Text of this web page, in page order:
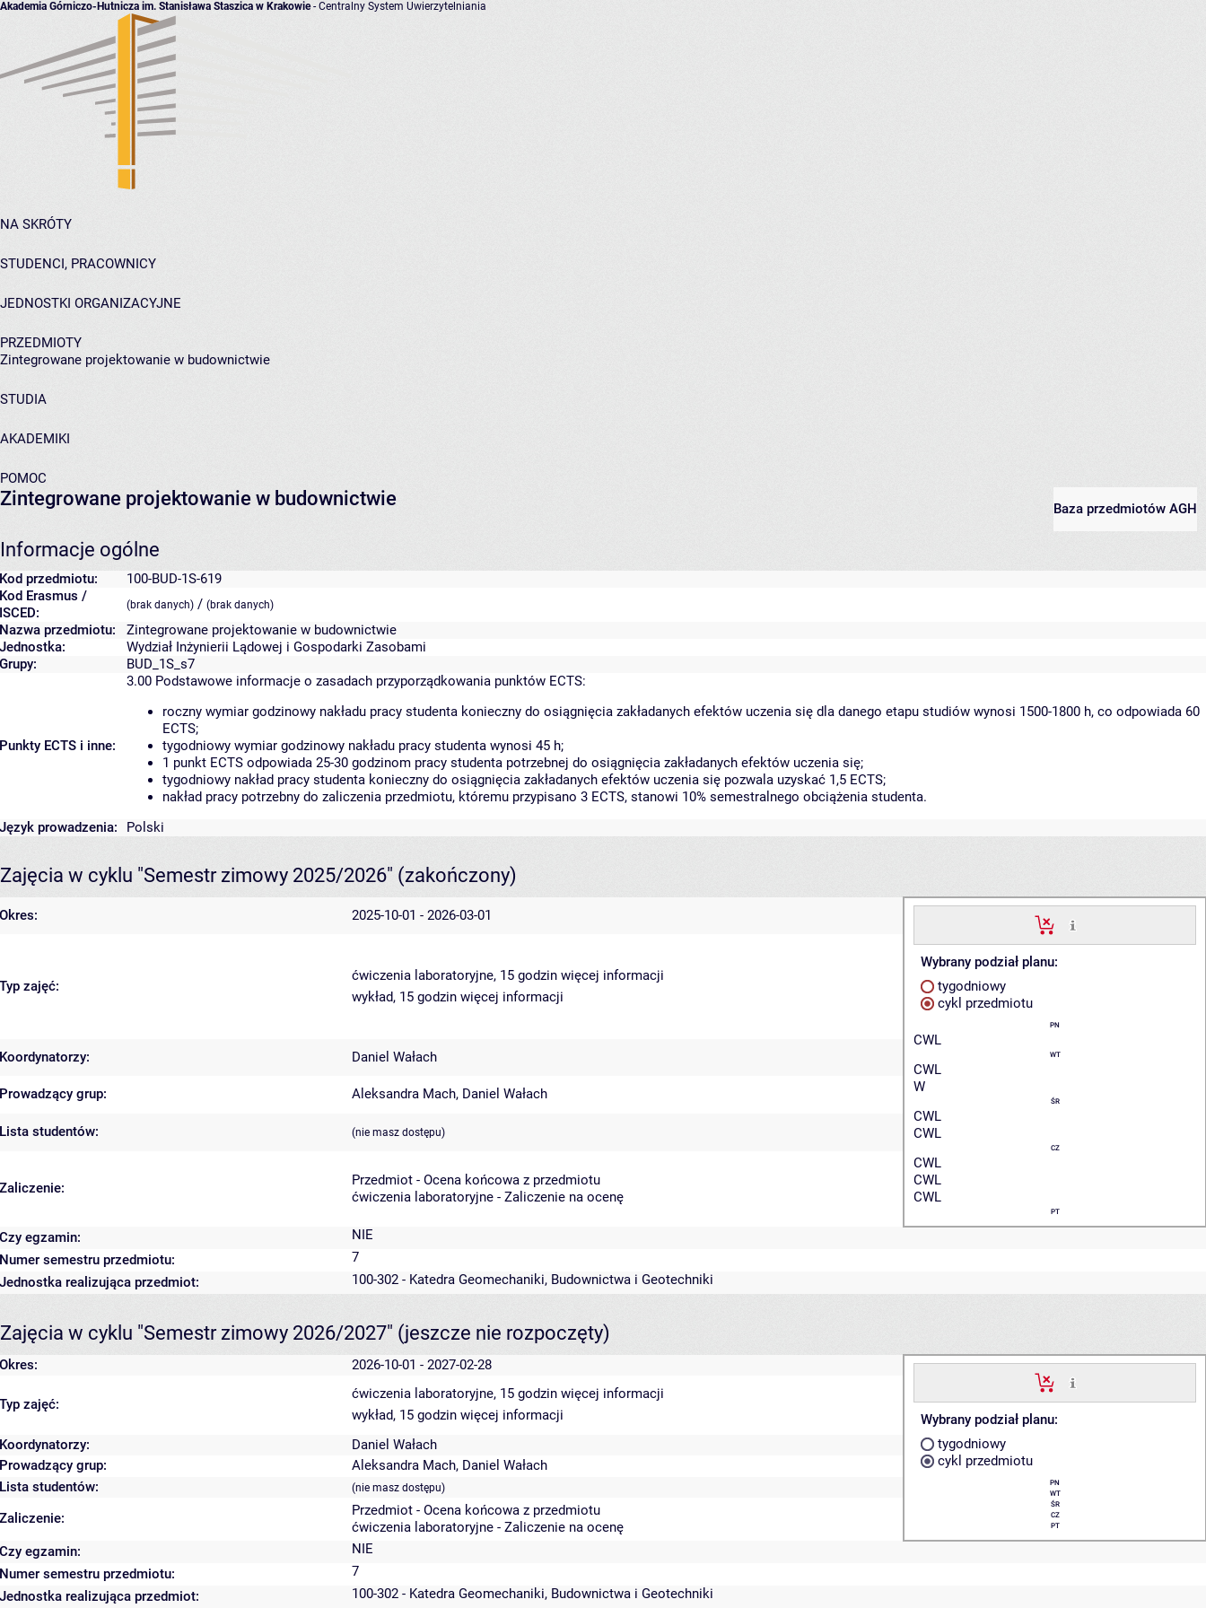
Akademia Górniczo-Hutnicza im. Stanisława Staszica w Krakowie- Centralny System Uwierzytelniania
NA SKRÓTY
STUDENCI, PRACOWNICY
JEDNOSTKI ORGANIZACYJNE
PRZEDMIOTY
Zintegrowane projektowanie w budownictwie
STUDIA
AKADEMIKI
POMOC
Baza przedmiotów AGH
Zintegrowane projektowanie w budownictwie
Informacje ogólne
Kod przedmiotu:
100-BUD-1S-619
Kod Erasmus /
ISCED:
(brak danych) / (brak danych)
Nazwa przedmiotu:
Zintegrowane projektowanie w budownictwie
Jednostka:
Wydział Inżynierii Lądowej i Gospodarki Zasobami
Grupy:
BUD_1S_s7
Punkty ECTS i inne:
3.00 Podstawowe informacje o zasadach przyporządkowania punktów ECTS:
roczny wymiar godzinowy nakładu pracy studenta konieczny do osiągnięcia zakładanych efektów uczenia się dla danego etapu studiów wynosi 1500-1800 h, co odpowiada 60
ECTS;
tygodniowy wymiar godzinowy nakładu pracy studenta wynosi 45 h;
1 punkt ECTS odpowiada 25-30 godzinom pracy studenta potrzebnej do osiągnięcia zakładanych efektów uczenia się;
tygodniowy nakład pracy studenta konieczny do osiągnięcia zakładanych efektów uczenia się pozwala uzyskać 1,5 ECTS;
nakład pracy potrzebny do zaliczenia przedmiotu, któremu przypisano 3 ECTS, stanowi 10% semestralnego obciążenia studenta.
Język prowadzenia:
Polski
Zajęcia w cyklu "Semestr zimowy 2025/2026" (zakończony)
Okres: 2025-10-01 - 2026-03-01
Wybrany podział planu:
tygodniowy
cykl przedmiotu
PN
CWL
WT
CWL
W
ŚR
CWL
CWL
CZ
CWL
CWL
CWL
PT
Typ zajęć:
ćwiczenia laboratoryjne, 15 godzin więcej informacji
wykład, 15 godzin więcej informacji
Koordynatorzy: Daniel Wałach
Prowadzący grup: Aleksandra Mach, Daniel Wałach
Lista studentów: (nie masz dostępu)
Zaliczenie:
Przedmiot - Ocena końcowa z przedmiotu
ćwiczenia laboratoryjne - Zaliczenie na ocenę
Czy egzamin:
NIE
Numer semestru przedmiotu:
7
Jednostka realizująca przedmiot:
100-302 - Katedra Geomechaniki, Budownictwa i Geotechniki
Zajęcia w cyklu "Semestr zimowy 2026/2027" (jeszcze nie rozpoczęty)
Okres: 2026-10-01 - 2027-02-28
Wybrany podział planu:
tygodniowy
cykl przedmiotu
PN
WT
ŚR
CZ
PT
Typ zajęć:
ćwiczenia laboratoryjne, 15 godzin więcej informacji
wykład, 15 godzin więcej informacji
Koordynatorzy:
Daniel Wałach
Prowadzący grup:
Aleksandra Mach, Daniel Wałach
Lista studentów:
(nie masz dostępu)
Zaliczenie:
Przedmiot - Ocena końcowa z przedmiotu
ćwiczenia laboratoryjne - Zaliczenie na ocenę
Czy egzamin:
NIE
Numer semestru przedmiotu:
7
Jednostka realizująca przedmiot:
100-302 - Katedra Geomechaniki, Budownictwa i Geotechniki